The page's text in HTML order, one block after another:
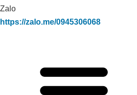
Zalo
https://zalo.me/0945306068